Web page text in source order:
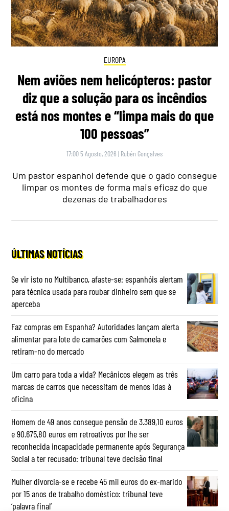
EUROPA
Nem aviões nem helicópteros: pastor
diz que a solução para os incêndios
está nos montes e “limpa mais do que
100 pessoas”
17:00 5 Agosto, 2026 | Rubén Gonçalves
Um pastor espanhol defende que o gado consegue
limpar os montes de forma mais eficaz do que
dezenas de trabalhadores
ÚLTIMAS NOTÍCIAS
Se vir isto no Multibanco, afaste-se: espanhóis alertam
para técnica usada para roubar dinheiro sem que se
aperceba
Faz compras em Espanha? Autoridades lançam alerta
alimentar para lote de camarões com Salmonela e
retiram-no do mercado
Um carro para toda a vida? Mecânicos elegem as três
marcas de carros que necessitam de menos idas à
oficina
Homem de 49 anos consegue pensão de 3.389,10 euros
e 90.675,80 euros em retroativos por lhe ser
reconhecida incapacidade permanente após Segurança
Social a ter recusado: tribunal teve decisão final
Mulher divorcia-se e recebe 45 mil euros do ex-marido
por 15 anos de trabalho doméstico: tribunal teve
‘palavra final’